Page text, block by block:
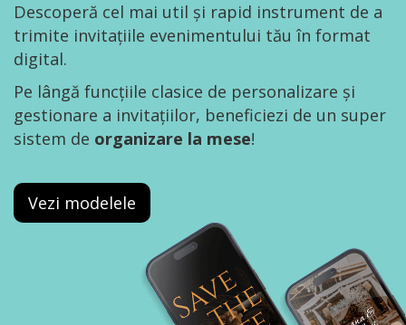
Descoperă cel mai util și rapid instrument de a
trimite invitațiile evenimentului tău în format
digital.
Pe lângă funcțiile clasice de personalizare și
gestionare a invitațiilor, beneficiezi de un super
sistem de organizare la mese!
Vezi modelele